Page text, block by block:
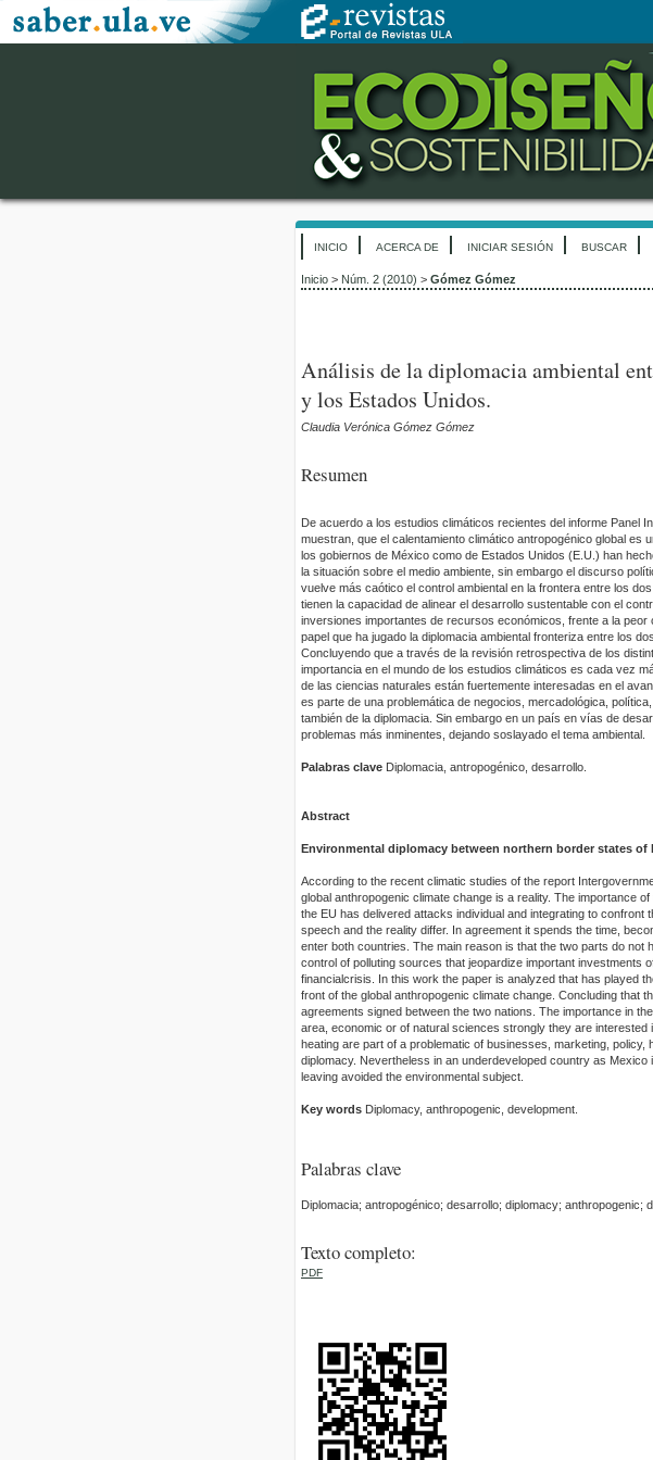
INICIO ACERCA DE INICIAR SESIÓN BUSCAR
Inicio > Núm. 2 (2010) > Gómez Gómez
Análisis de la diplomacia ambiental
y los Estados Unidos.
Claudia Verónica Gómez Gómez
Resumen
De acuerdo a los estudios climáticos recientes del informe Panel
muestran, que el calentamiento climático antropogénico global es
los gobiernos de México como de Estados Unidos (E.U.) han
la situación sobre el medio ambiente, sin embargo el discurso
vuelve más caótico el control ambiental en la frontera entre los
tienen la capacidad de alinear el desarrollo sustentable con el
inversiones importantes de recursos económicos, frente a la
papel que ha jugado la diplomacia ambiental fronteriza entre los
Concluyendo que a través de la revisión retrospectiva de los
importancia en el mundo de los estudios climáticos es cada vez
de las ciencias naturales están fuertemente interesadas en el
es parte de una problemática de negocios, mercadológica,
también de la diplomacia. Sin embargo en un país en vías de
problemas más inminentes, dejando soslayado el tema ambiental.
Palabras clave Diplomacia, antropogénico, desarrollo.
Abstract
Environmental diplomacy between northern border states of
According to the recent climatic studies of the report
global anthropogenic climate change is a reality. The importance
the EU has delivered attacks individual and integrating to
speech and the reality differ. In agreement it spends the time,
enter both countries. The main reason is that the two parts do not
control of polluting sources that jeopardize important investments
financialcrisis. In this work the paper is analyzed that has played
front of the global anthropogenic climate change. Concluding that
agreements signed between the two nations. The importance in
area, economic or of natural sciences strongly they are
heating are part of a problematic of businesses, marketing,
diplomacy. Nevertheless in an underdeveloped country as
leaving avoided the environmental subject.
Key words Diplomacy, anthropogenic, development.
Palabras clave
Diplomacia; antropogénico; desarrollo; diplomacy; anthropogenic;
Texto completo:
PDF